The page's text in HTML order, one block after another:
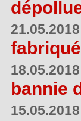
21.05.2018
18.05.2018
bannie
15.05.2018